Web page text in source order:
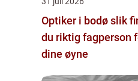
Optiker i bodø slik finner
du riktig fagperson
dine øyne